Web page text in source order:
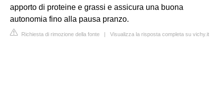
apporto di proteine e grassi e assicura una buona
autonomia fino alla pausa pranzo.
Richiesta di rimozione della fonte | Visualizza la risposta completa su vichy.it